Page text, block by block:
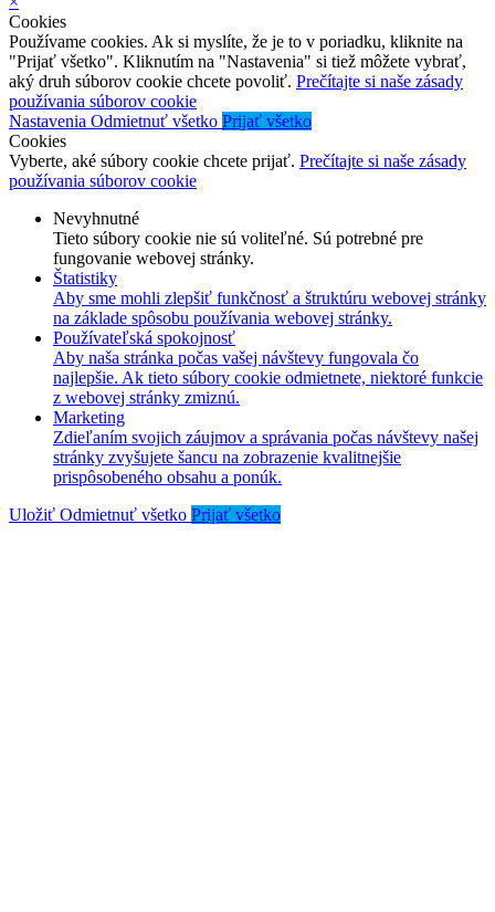
Cookies
Používame cookies. Ak si myslíte, že je to v poriadku, kliknite na
"Prijať všetko". Kliknutím na "Nastavenia" si tiež môžete vybrať,
aký druh súborov cookie chcete povoliť. Prečítajte si naše zásady
používania súborov cookie
Nastavenia Odmietnuť všetko Prijať všetko
Cookies
Vyberte, aké súbory cookie chcete prijať. Prečítajte si naše zásady
používania súborov cookie
Nevyhnutné
Tieto súbory cookie nie sú voliteľné. Sú potrebné pre
fungovanie webovej stránky.
Štatistiky
Aby sme mohli zlepšiť funkčnosť a štruktúru webovej stránky
na základe spôsobu používania webovej stránky.
Používateľská spokojnosť
Aby naša stránka počas vašej návštevy fungovala čo
najlepšie. Ak tieto súbory cookie odmietnete, niektoré funkcie
z webovej stránky zmiznú.
Marketing
Zdieľaním svojich záujmov a správania počas návštevy našej
stránky zvyšujete šancu na zobrazenie kvalitnejšie
prispôsobeného obsahu a ponúk.
Uložiť Odmietnuť všetko Prijať všetko